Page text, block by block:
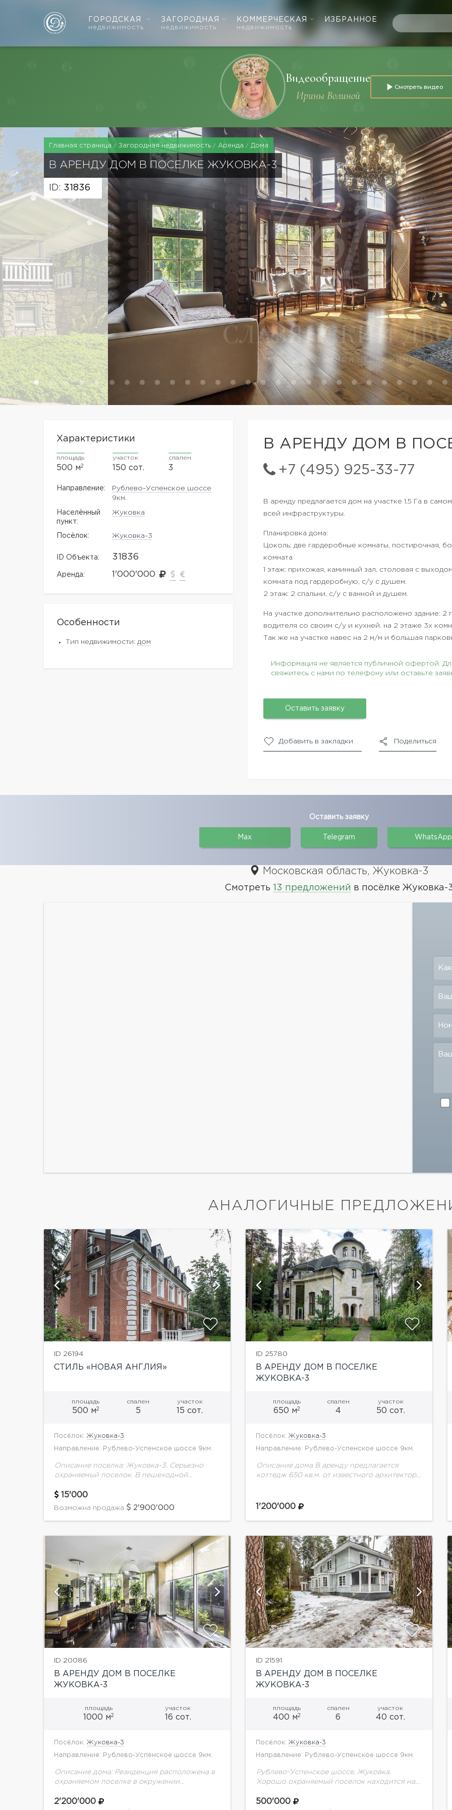
ГОРОДСКАЯ
недвижимость
ЗАГОРОДНАЯ
недвижимость
КОММЕРЧЕСКАЯ
недвижимость
ИЗБРАННОЕ
Видеообращение
Ирины Волиной
Смотреть видео
Главная страница Загородная недвижимость Аренда Дома
В АРЕНДУ ДОМ В ПОСЕЛКЕ ЖУКОВКА-3
ID: 31836
В АРЕНДУ ДОМ В
+7 (495) 925-33-77
Характеристики
площадь
500 м2
участок
150 сот.
спален
3
Направление:
Рублево-Успенское шоссе
9км.
Населённый
пункт:
Жуковка
Посёлок: Жуковка-3
ID Объекта: 31836
Аренда: 1'000'000
Особенности
Тип недвижимости: дом
В аренду предлагается дом на участке 1,5 Га в
всей инфраструктуры.
Планировка дома:
Цоколь: две гардеробные комнаты, постирочная,
комната
1 этаж: прихожая, каминный зал, столовая с
комната под гардеробную, с/у с душем.
2 этаж: 2 спальни, с/у с ванной и душем.
На участке дополнительно расположено здание: 2
водителя со своим с/у и кухней. на 2 этаже 3х
Так же на участке навес на 2 м/м и большая
Информация не является публичной офертой.
свяжитесь с нами по телефону или оставьте
Оставить заявку
Добавить в закладки Поделиться
Оставить заявку
Max Telegram WhatsApp
Московская область, Жуковка-3
Смотреть 13 предложений в посёлке Жуковка-
АНАЛОГИЧНЫЕ
ID 26194
СТИЛЬ «НОВАЯ АНГЛИЯ»
площадь
500 м2
спален
5
участок
15 сот.
Посёлок: Жуковка-3
Направление: Рублево-Успенское шоссе 9км.
Описание поселка: Жуковка-3. Серьезно
охраняемый поселок. В пешеходной
спортивными площадками, рестораном,
бассейном, школой, дет.садом, фитнес-
предлагается стильный коттедж...
15'000
Возможна продажа 2'900'000
показать ещё 6 фотографий
ID 25780
В АРЕНДУ ДОМ В ПОСЕЛКЕ
ЖУКОВКА-3
площадь
650 м2
спален
4
участок
50 сот.
Посёлок: Жуковка-3
Направление: Рублево-Успенское шоссе 9км.
Описание дома В аренду предлагается
коттедж 650 кв.м. от известного архитектора.
доска. Все интерьеры в теплых светлых
1'200'000
показать ещё 39 фотографий
ID 20086
В АРЕНДУ ДОМ В ПОСЕЛКЕ
ЖУКОВКА-3
площадь
1000 м2
участок
16 сот.
Посёлок: Жуковка-3
Направление: Рублево-Успенское шоссе 9км.
Описание дома: Резиденция расположена в
охраняемом поселке в окружении
Выполнена в ультрасовременном стиле с
2'200'000
показать ещё 6 фотографий
ID 21591
В АРЕНДУ ДОМ В ПОСЕЛКЕ
ЖУКОВКА-3
площадь
400 м2
спален
6
участок
40 сот.
Посёлок: Жуковка-3
Направление: Рублево-Успенское шоссе 9км.
Рублево-Успенское шоссе, Жуковка.
Хорошо охраняемый поселок находится на
известными поселками Жуковки, которая
500'000
показать ещё 6 фотографий